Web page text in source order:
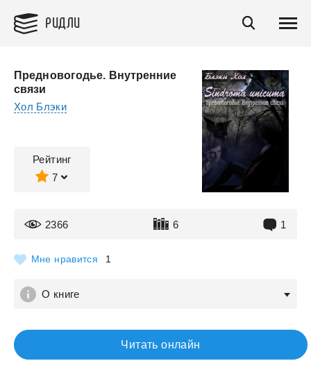
РИДЛИ
Предновогодье. Внутренние
связи
Хол Блэки
Рейтинг
7
2366 6 1
Мне нравится 1
О книге
Читать онлайн